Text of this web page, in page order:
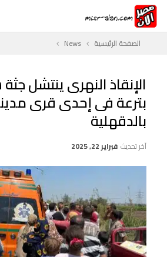
الصفحة الرئيسية News
الإنقاذ النهرى ينتشل
بترعة فى إحدى قرى
بالدقهلية
آخر تحديث فبراير 22, 2025